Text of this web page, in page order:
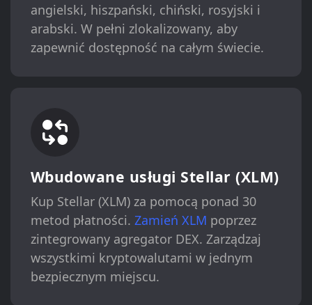
angielski, hiszpański, chiński, rosyjski i
arabski. W pełni zlokalizowany, aby
zapewnić dostępność na całym świecie.
Wbudowane usługi Stellar (XLM)
Kup Stellar (XLM) za pomocą ponad 30
metod płatności. Zamień XLM poprzez
zintegrowany agregator DEX. Zarządzaj
wszystkimi kryptowalutami w jednym
bezpiecznym miejscu.